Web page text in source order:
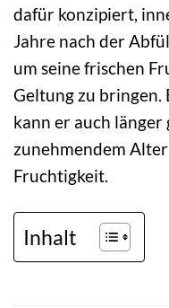
dafür konzipiert,
Jahre nach der
um seine frischen
Geltung zu bringen.
kann er auch
zunehmendem
Fruchtigkeit.
Inhalt